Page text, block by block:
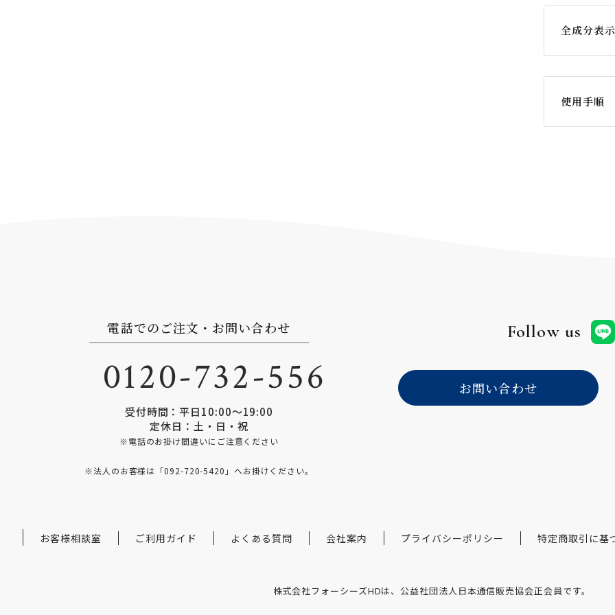
全成分表示
ド、トレハ
ィンゴシン
ゴシン、ア
使用手順
電話でのご注文・お問い合わせ
0120-732-556
受付時間：平日10:00〜19:00
定休日：土・日・祝
※電話のお掛け間違いにご注意ください
※法人のお客様は「092-720-5420 」へお掛けください。
Follow us
お問い合わせ
お客様相談室 ご利用ガイド よくある質問 会社案内 プライバシーポリシー 特定商取引に基
株式会社フォーシーズHDは、公益社団法人日本通信販売協会正会員です。